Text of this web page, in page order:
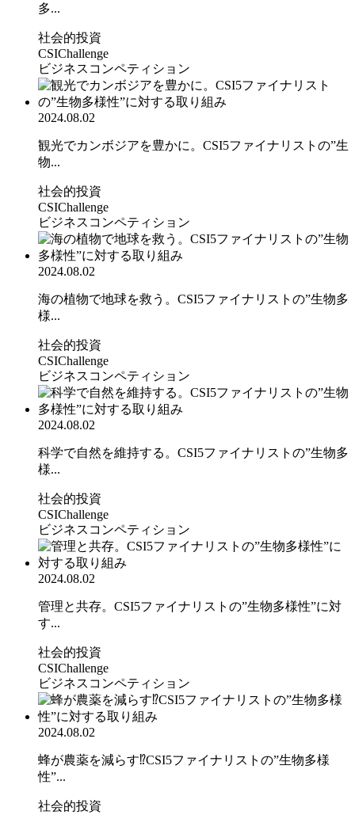
多...
社会的投資
CSIChallenge
ビジネスコンペティション
2024.08.02
観光でカンボジアを豊かに。CSI5ファイナリストの”生
物...
社会的投資
CSIChallenge
ビジネスコンペティション
2024.08.02
海の植物で地球を救う。CSI5ファイナリストの”生物多
様...
社会的投資
CSIChallenge
ビジネスコンペティション
2024.08.02
科学で自然を維持する。CSI5ファイナリストの”生物多
様...
社会的投資
CSIChallenge
ビジネスコンペティション
2024.08.02
管理と共存。CSI5ファイナリストの”生物多様性”に対
す...
社会的投資
CSIChallenge
ビジネスコンペティション
2024.08.02
蜂が農薬を減らす⁉CSI5ファイナリストの”生物多様
性”...
社会的投資